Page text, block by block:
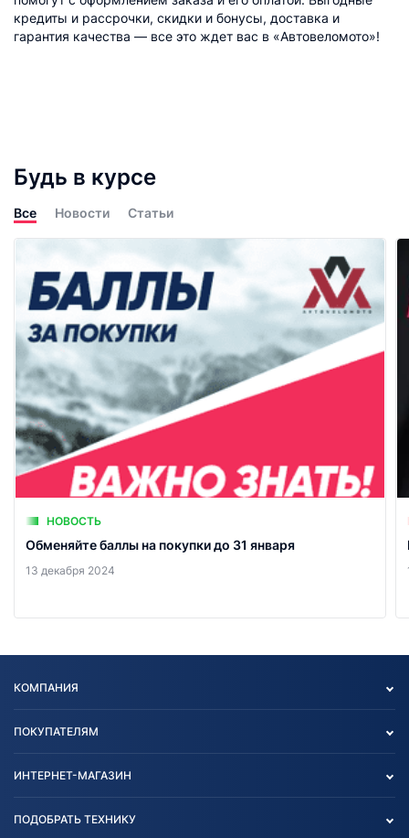
кредиты и рассрочки, скидки и бонусы, доставка и
гарантия качества — все это ждет вас в «Автовеломото»!
Будь в курсе
Все Новости Статьи
НОВОСТЬ
Обменяйте баллы на покупки до 31 января
13 декабря 2024
КОМПАНИЯ
Блог
ПОКУПАТЕЛЯМ
Согласие на обработку
ИНТЕРНЕТ-МАГАЗИН
Агротехника
ПОДОБРАТЬ ТЕХНИКУ